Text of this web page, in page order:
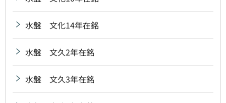
水盤 文化14年在銘
水盤 文久2年在銘
水盤 文久3年在銘